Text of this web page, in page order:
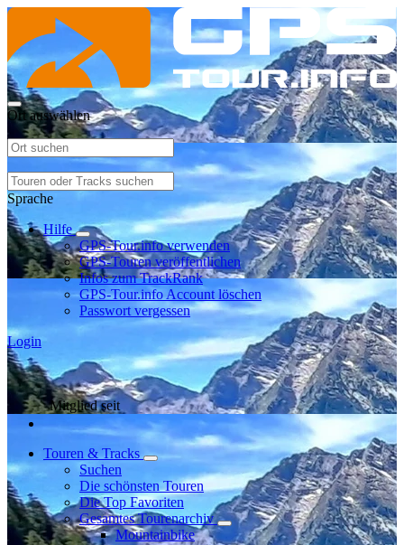
Ort auswählen
Sprache
Hilfe
GPS-Tour.info verwenden
GPS-Touren veröffentlichen
Infos zum TrackRank
GPS-Tour.info Account löschen
Passwort vergessen
Login
Mitglied seit
Touren & Tracks
Suchen
Die schönsten Touren
Die Top Favoriten
Gesamtes Tourenarchiv
Mountainbike